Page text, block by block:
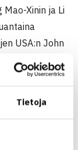
Tietoja
Xinin ja Li
USA:n John
kanssa.